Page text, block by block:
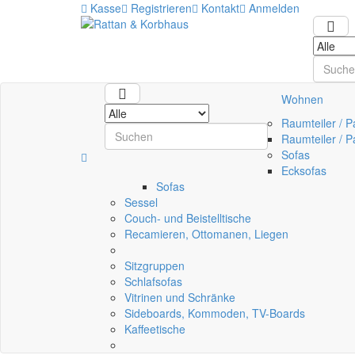
Kasse Registrieren Kontakt Anmelden
Wohnen
Raumteiler /
Raumteiler /
Sofas
Ecksofas
Sofas
Sessel
Couch- und Beistelltische
Recamieren, Ottomanen, Liegen
Sitzgruppen
Schlafsofas
Vitrinen und Schränke
Sideboards, Kommoden, TV-Boards
Kaffeetische